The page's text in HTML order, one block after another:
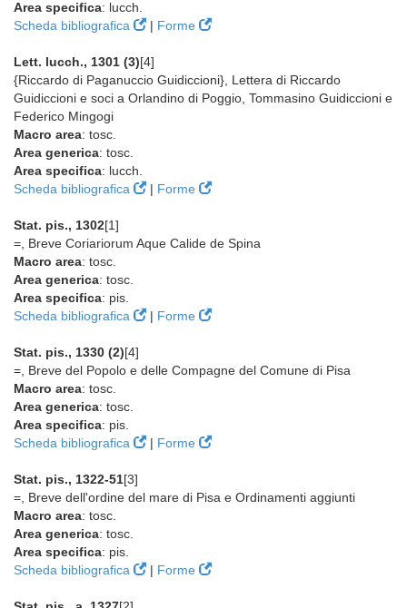
Area specifica: lucch.
Scheda bibliografica
| Forme
Lett. lucch., 1301 (3)[4]
{Riccardo di Paganuccio Guidiccioni}, Lettera di Riccardo
Guidiccioni e soci a Orlandino di Poggio, Tommasino Guidiccioni e
Federico Mingogi
Macro area: tosc.
Area generica: tosc.
Area specifica: lucch.
Scheda bibliografica
| Forme
Stat. pis., 1302[1]
=, Breve Coriariorum Aque Calide de Spina
Macro area: tosc.
Area generica: tosc.
Area specifica: pis.
Scheda bibliografica
| Forme
Stat. pis., 1330 (2)[4]
=, Breve del Popolo e delle Compagne del Comune di Pisa
Macro area: tosc.
Area generica: tosc.
Area specifica: pis.
Scheda bibliografica
| Forme
Stat. pis., 1322-51[3]
=, Breve dell'ordine del mare di Pisa e Ordinamenti aggiunti
Macro area: tosc.
Area generica: tosc.
Area specifica: pis.
Scheda bibliografica
| Forme